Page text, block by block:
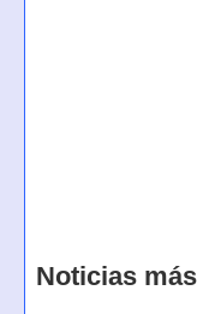
Noticias